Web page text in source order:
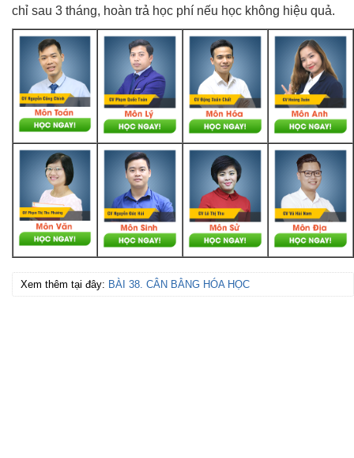
chỉ sau 3 tháng, hoàn trả học phí nếu học không hiệu quả.
Xem thêm tại đây: BÀI 38. CÂN BẰNG HÓA HỌC